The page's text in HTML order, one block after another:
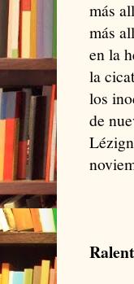
más
más
en la
la
los
de